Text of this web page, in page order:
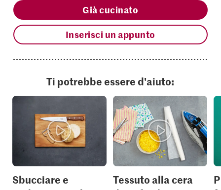
Già cucinato
Inserisci un appunto
Ti potrebbe essere d'aiuto:
Sbucciare e
Tessuto alla cera